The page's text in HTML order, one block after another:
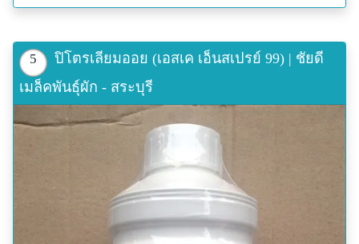
5
ปิโตรเลียมออย (เอสเค เอ็นสเปรย์ 99) | ชัยดี
เมล็คพันธุ์ผัก - สระบุรี